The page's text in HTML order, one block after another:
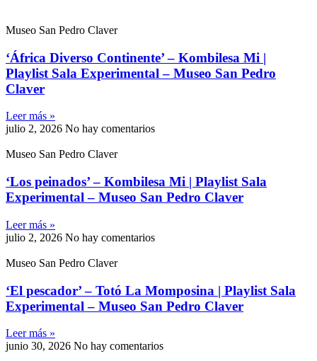
Museo San Pedro Claver
‘África Diverso Continente’ – Kombilesa Mi |
Playlist Sala Experimental – Museo San Pedro
Claver
Leer más »
julio 2, 2026 No hay comentarios
Museo San Pedro Claver
‘Los peinados’ – Kombilesa Mi | Playlist Sala
Experimental – Museo San Pedro Claver
Leer más »
julio 2, 2026 No hay comentarios
Museo San Pedro Claver
‘El pescador’ – Totó La Momposina | Playlist Sala
Experimental – Museo San Pedro Claver
Leer más »
junio 30, 2026 No hay comentarios